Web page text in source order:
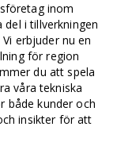
inom
i tillverkningen
erbjuder nu en
för region
du att spela
våra tekniska
både kunder och
insikter för att